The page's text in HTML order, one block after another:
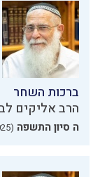
ברכות השחר
הרב אליקים
ה סיון התשפה (01.06.2025)